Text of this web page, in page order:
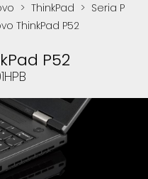
> ThinkPad > Seria P
ThinkPad P52
P52